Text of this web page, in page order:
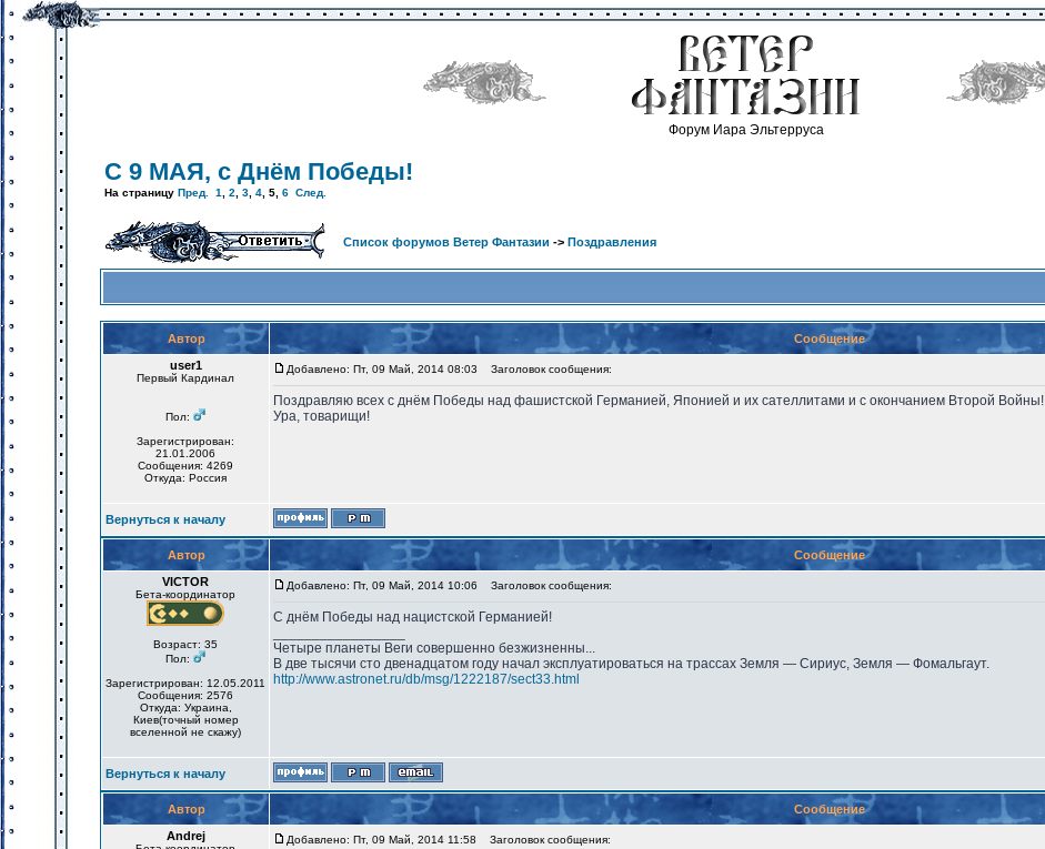
Форум Иара Эльтерруса
С 9 МАЯ, с Днём Победы!
На страницу Пред. 1 2 3 4 5 6 След.
Список форумов Ветер Фантазии -> Поздравления
Автор
Сообщение
user1
Первый Кардинал
Пол:
Зарегистрирован:
21.01.2006
Сообщения: 4269
Откуда: Россия
Добавлено: Пт, 09 Май, 2014 08:03 Заголовок сообщения:
Поздравляю всех с днём Победы над фашистской Германией, Японией и их сателлитами и с окончанием Второй Войны!
Ура, товарищи!
Вернуться к началу
Автор
Сообщение
VICTOR
Бета-координатор
Возраст: 35
Пол:
Зарегистрирован: 12.05.2011
Сообщения: 2576
Откуда: Украина,
Киев(точный номер
вселенной не скажу)
Добавлено: Пт, 09 Май, 2014 10:06 Заголовок сообщения:
С днём Победы над нацистской Германией!
Четыре планеты Веги совершенно безжизненны...
В две тысячи сто двенадцатом году начал эксплуатироваться на трассах Земля — Сириус, Земля — Фомальгаут.
http://www.astronet.ru/db/msg/1222187/sect33.html
Вернуться к началу
Автор
Сообщение
Andrej
Добавлено: Пт, 09 Май, 2014 11:58 Заголовок сообщения: